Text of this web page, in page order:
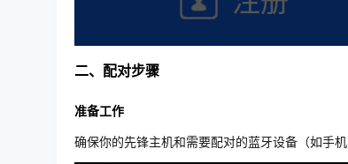
二、配对步骤
准备工作
确保你的先锋主机和需要配对的蓝牙设备（如手